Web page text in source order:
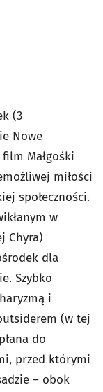
(3
Nowe
Małgośki
miłości
społeczności.
w
Chyra)
dla
Szybko
i
(w tej
do
przed którymi
– obok